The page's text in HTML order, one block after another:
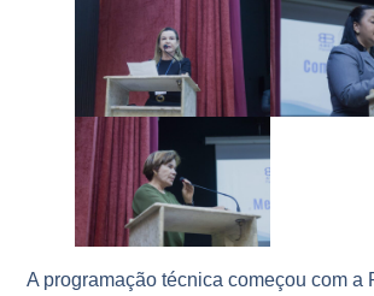
A programação técnica começou com a